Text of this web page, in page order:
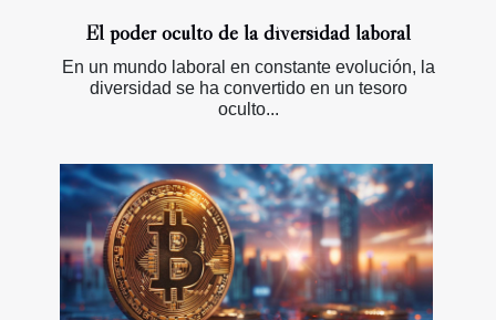
El poder oculto de la diversidad laboral
En un mundo laboral en constante evolución, la
diversidad se ha convertido en un tesoro
oculto...